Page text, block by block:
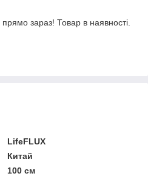
прямо зараз! Товар в наявності.
LifeFLUX
Китай
100 см